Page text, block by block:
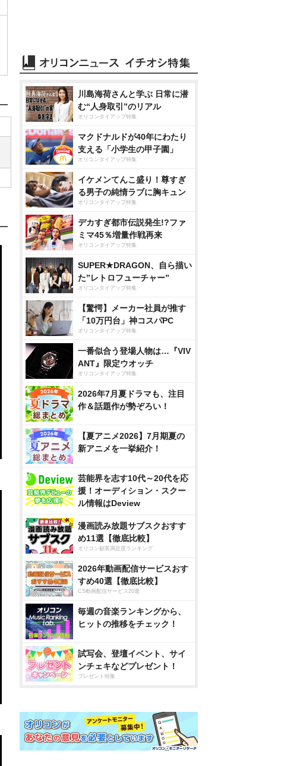
川島海荷さんと学ぶ 日常に潜
む“人身取引”のリアル
オリコンタイアップ特集
マクドナルドが40年にわたり
支える「小学生の甲子園」
オリコンタイアップ特集
イケメンてんこ盛り！尊すぎ
る男子の純情ラブに胸キュン
オリコンタイアップ特集
デカすぎ都市伝説発生!?ファ
ミマ45％増量作戦再来
オリコンタイアップ特集
SUPER★DRAGON、自ら描い
た”レトロフューチャー”
オリコンタイアップ特集
【驚愕】メーカー社員が推す
「10万円台」神コスパPC
オリコンタイアップ特集
一番似合う登場人物は…『VIV
ANT』限定ウオッチ
オリコンタイアップ特集
2026年7月夏ドラマも、注目
作＆話題作が勢ぞろい！
【夏アニメ2026】7月期夏の
新アニメを一挙紹介！
芸能界を志す10代～20代を応
援！オーディション・スクー
ル情報はDeview
漫画読み放題サブスクおすす
め11選【徹底比較】
オリコン顧客満足度ランキング
2026年動画配信サービスおす
すめ40選【徹底比較】
CS動画配信サービス20選
毎週の音楽ランキングから、
ヒットの推移をチェック！
試写会、登壇イベント、サイ
ンチェキなどプレゼント！
プレゼント特集